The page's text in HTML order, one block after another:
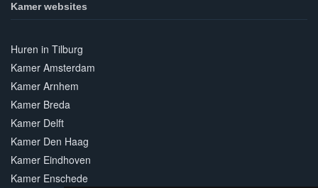
Kamer websites
Huren in Tilburg
Kamer Amsterdam
Kamer Arnhem
Kamer Breda
Kamer Delft
Kamer Den Haag
Kamer Eindhoven
Kamer Enschede